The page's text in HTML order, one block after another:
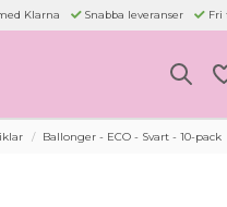
Klarna Snabba leveranser Fri
Ballonger - ECO - Svart - 10-pack